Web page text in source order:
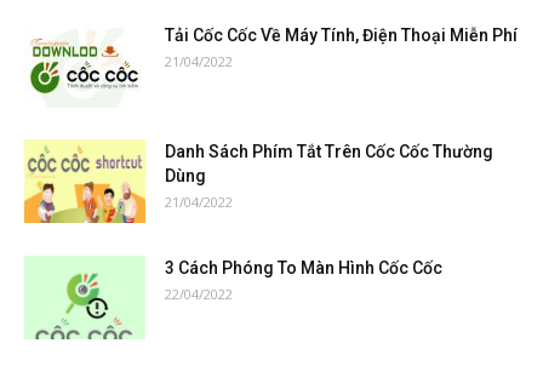
Tải Cốc Cốc Về Máy Tính, Điện Thoại Miễn Phí
21/04/2022
Danh Sách Phím Tắt Trên Cốc Cốc Thường
Dùng
21/04/2022
3 Cách Phóng To Màn Hình Cốc Cốc
22/04/2022